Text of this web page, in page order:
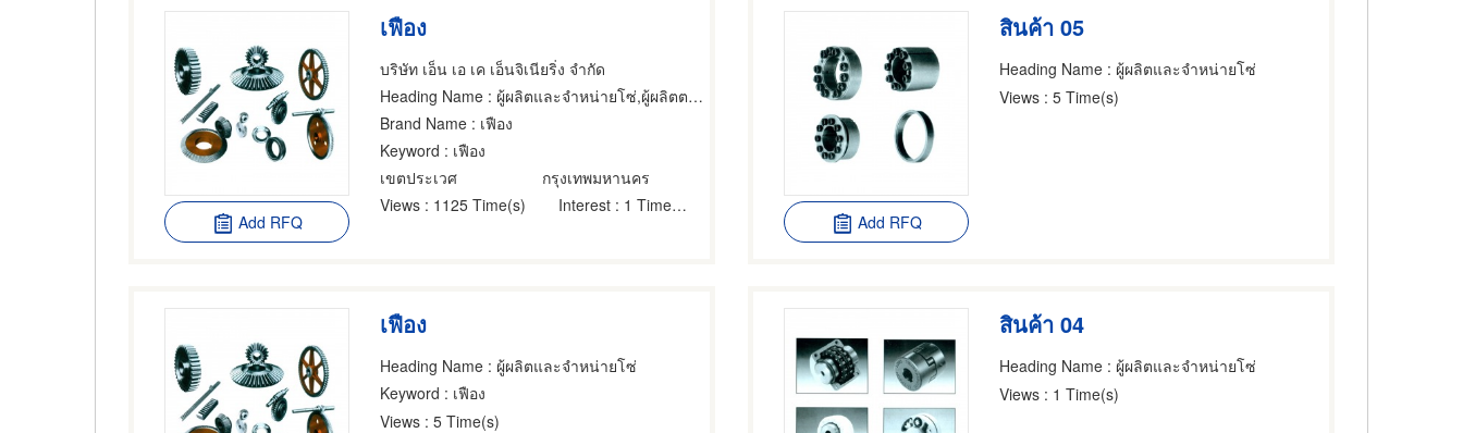
Add RFQ
เฟือง
บริษัท เอ็น เอ เค เอ็นจิเนียริ่ง จำกัด
Heading Name : ผู้ผลิตและจำหน่ายโซ่,ผู้ผลิตตลับลูกปืน,เครื่องจักรกลและเครื่องมือกล
Brand Name : เฟือง
Keyword : เฟือง
เขตประเวศ
กรุงเทพมหานคร
Views : 1125 Time(s) Interest : 1 Time(s)
Add RFQ
สินค้า 05
Heading Name : ผู้ผลิตและจำหน่ายโซ่
Views : 5 Time(s)
เฟือง
Heading Name : ผู้ผลิตและจำหน่ายโซ่
Keyword : เฟือง
Views : 5 Time(s)
สินค้า 04
Heading Name : ผู้ผลิตและจำหน่ายโซ่
Views : 1 Time(s)